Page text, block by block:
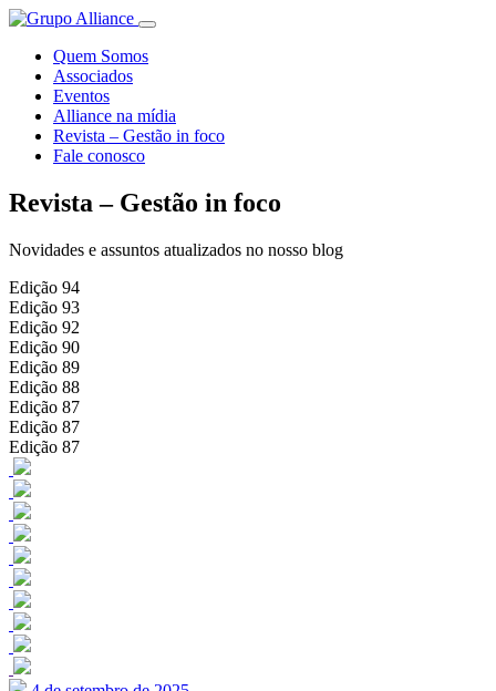
Quem Somos
Associados
Eventos
Alliance na mídia
Revista – Gestão in foco
Fale conosco
Revista – Gestão in foco
Novidades e assuntos atualizados no nosso blog
Edição 94
Edição 93
Edição 92
Edição 90
Edição 89
Edição 88
Edição 87
Edição 87
Edição 87